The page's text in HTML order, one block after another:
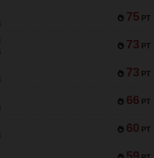
75 PT
73 PT
73 PT
66 PT
60 PT